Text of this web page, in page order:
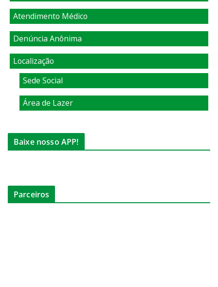
Atendimento Médico
Denúncia Anônima
Localização
Sede Social
Área de Lazer
Baixe nosso APP!
Parceiros